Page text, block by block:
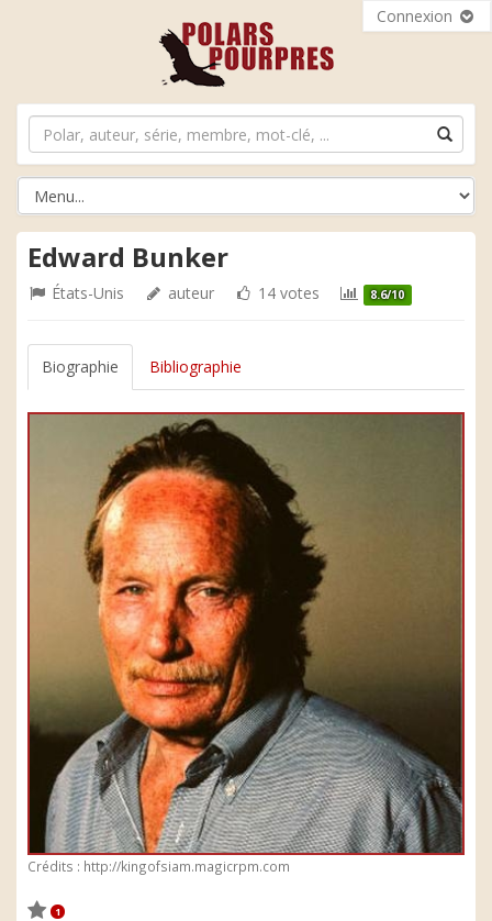
Connexion
Edward Bunker
États-Unis auteur 14 votes 8.6/10
Biographie Bibliographie
Crédits : http://kingofsiam.magicrpm.com
1